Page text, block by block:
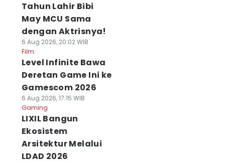
Tahun Lahir Bibi
May MCU Sama
dengan Aktrisnya!
6 Aug 2026, 20:02 WIB
Film
Level Infinite Bawa
Deretan Game Ini ke
Gamescom 2026
6 Aug 2026, 17:15 WIB
Gaming
LIXIL Bangun
Ekosistem
Arsitektur Melalui
LDAD 2026